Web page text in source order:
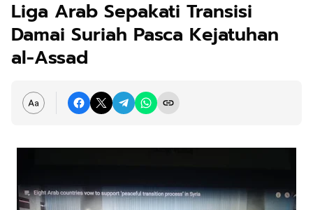
Liga Arab Sepakati Transisi
Damai Suriah Pasca Kejatuhan
al-Assad